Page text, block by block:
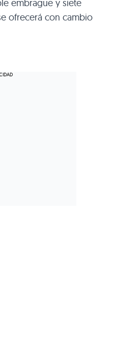
embrague y siete
ofrecerá con cambio